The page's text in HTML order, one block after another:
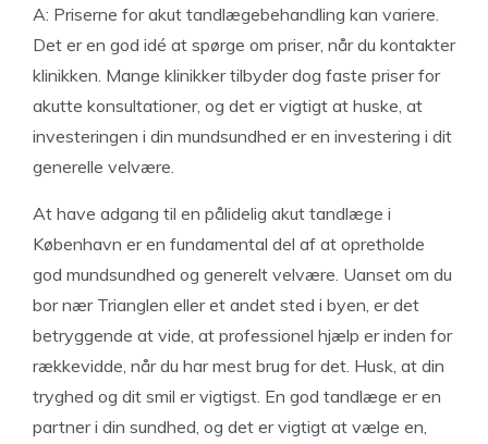
A: Priserne for akut tandlægebehandling kan variere.
Det er en god idé at spørge om priser, når du kontakter
klinikken. Mange klinikker tilbyder dog faste priser for
akutte konsultationer, og det er vigtigt at huske, at
investeringen i din mundsundhed er en investering i dit
generelle velvære.
At have adgang til en pålidelig akut tandlæge i
København er en fundamental del af at opretholde
god mundsundhed og generelt velvære. Uanset om du
bor nær Trianglen eller et andet sted i byen, er det
betryggende at vide, at professionel hjælp er inden for
rækkevidde, når du har mest brug for det. Husk, at din
tryghed og dit smil er vigtigst. En god tandlæge er en
partner i din sundhed, og det er vigtigt at vælge en,